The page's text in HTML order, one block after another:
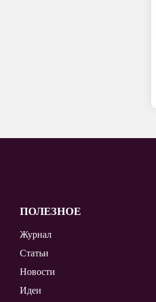
ПОЛЕЗНОЕ
Журнал
Статьи
Новости
Идеи